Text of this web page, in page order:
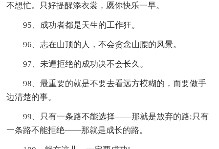
不想忙。只好提醒添衣裳，愿你快乐一早。
95、成功者都是天生的工作狂。
96、志在山顶的人，不会贪念山腰的风景。
97、未遭拒绝的成功决不会长久。
98、最重要的就是不要去看远方模糊的，而要做手
边清楚的事。
99、只有一条路不能选择——那就是放弃的路;只有
一条路不能拒绝——那就是成长的路。